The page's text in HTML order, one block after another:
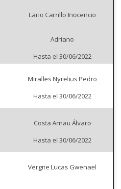
Lario Carrillo Inocencio
Adriano
Hasta el 30/06/2022
Miralles Nyrelius Pedro
Hasta el 30/06/2022
Costa Arnau Álvaro
Hasta el 30/06/2022
Vergne Lucas Gwenael